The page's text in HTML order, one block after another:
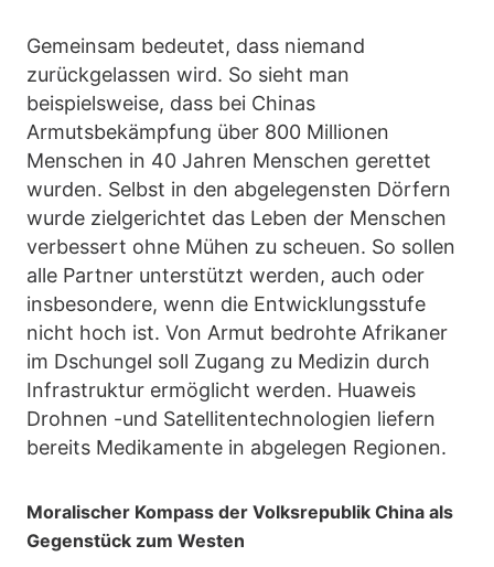
Gemeinsam bedeutet, dass niemand
zurückgelassen wird. So sieht man
beispielsweise, dass bei Chinas
Armutsbekämpfung über 800 Millionen
Menschen in 40 Jahren Menschen gerettet
wurden. Selbst in den abgelegensten Dörfern
wurde zielgerichtet das Leben der Menschen
verbessert ohne Mühen zu scheuen. So sollen
alle Partner unterstützt werden, auch oder
insbesondere, wenn die Entwicklungsstufe
nicht hoch ist. Von Armut bedrohte Afrikaner
im Dschungel soll Zugang zu Medizin durch
Infrastruktur ermöglicht werden. Huaweis
Drohnen -und Satellitentechnologien liefern
bereits Medikamente in abgelegen Regionen.
Moralischer Kompass der Volksrepublik China als
Gegenstück zum Westen